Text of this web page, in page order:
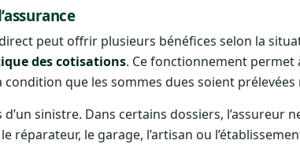
peut offrir plusieurs bénéfices selon la
des cotisations. Ce fonctionnement permet
que les sommes dues soient
sinistre. Dans certains dossiers, l’assureur
réparateur, le garage, l’artisan ou